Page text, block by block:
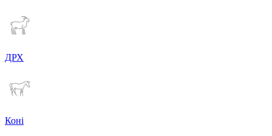
ДРХ
Коні